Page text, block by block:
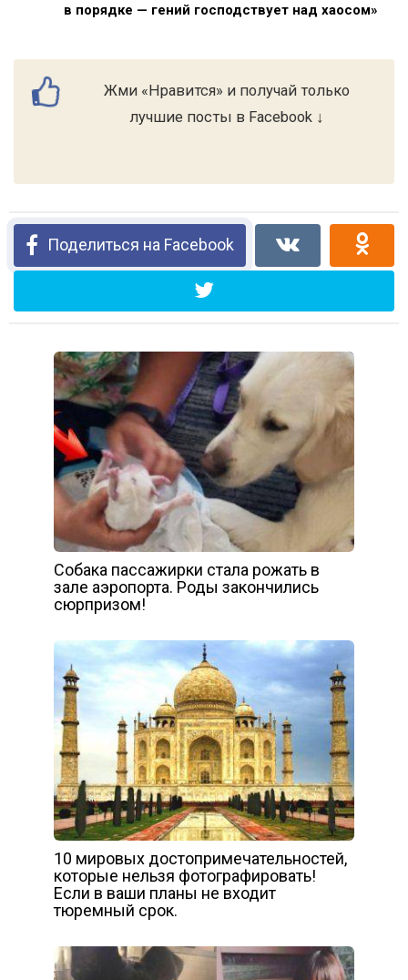
в порядке — гений господствует над хаосом»
Жми «Нравится» и получай только
лучшие посты в Facebook ↓
Поделиться на Facebook
Собака пассажирки стала рожать в
зале аэропорта. Роды закончились
сюрпризом!
10 мировых достопримечательностей,
которые нельзя фотографировать!
Если в ваши планы не входит
тюремный срок.